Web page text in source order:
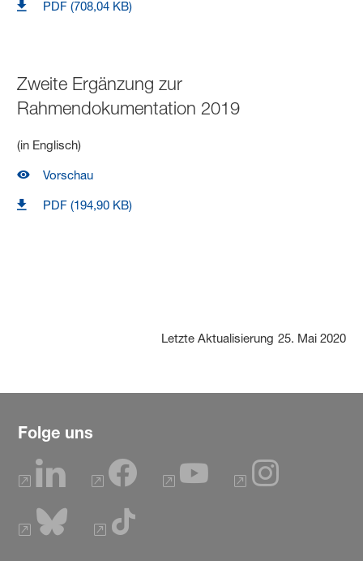
PDF (708,04 KB)
Zweite Ergänzung zur
Rahmendokumentation 2019
(in Englisch)
Vorschau
PDF (194,90 KB)
Letzte Aktualisierung 25. Mai 2020
Folge uns